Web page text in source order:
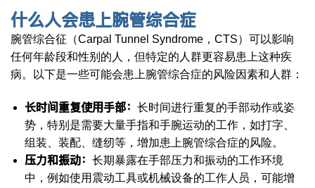
什么人会患上腕管综合症
腕管综合征（Carpal Tunnel Syndrome，CTS）可以影响
任何年龄段和性别的人，但特定的人群更容易患上这种疾
病。以下是一些可能会患上腕管综合症的风险因素和人群：
长时间重复使用手部： 长时间进行重复的手部动作或姿
势，特别是需要大量手指和手腕运动的工作，如打字、
组装、装配、缝纫等，增加患上腕管综合症的风险。
压力和振动： 长期暴露在手部压力和振动的工作环境
中，例如使用震动工具或机械设备的工作人员，可能增